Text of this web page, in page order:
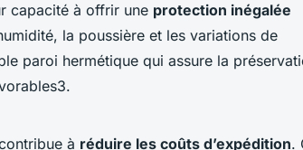
capacité à offrir une protection inégalée
la poussière et les variations de
paroi hermétique qui assure la
à réduire les coûts d’expédition.